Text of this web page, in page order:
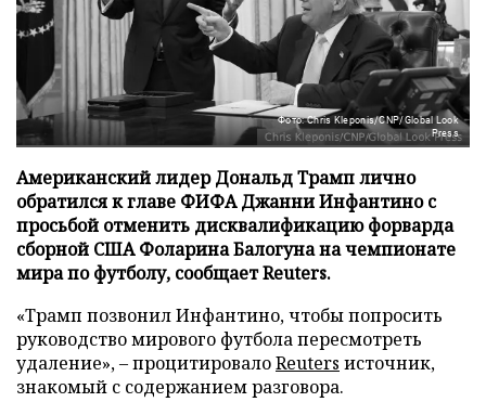
Фото: Chris Kleponis/CNP/Global Look
Press
Американский лидер Дональд Трамп лично
обратился к главе ФИФА Джанни Инфантино с
просьбой отменить дисквалификацию форварда
сборной США Фоларина Балогуна на чемпионате
мира по футболу, сообщает Reuters.
«Трамп позвонил Инфантино, чтобы попросить
руководство мирового футбола пересмотреть
удаление», – процитировалоReuters источник,
знакомый с содержанием разговора.